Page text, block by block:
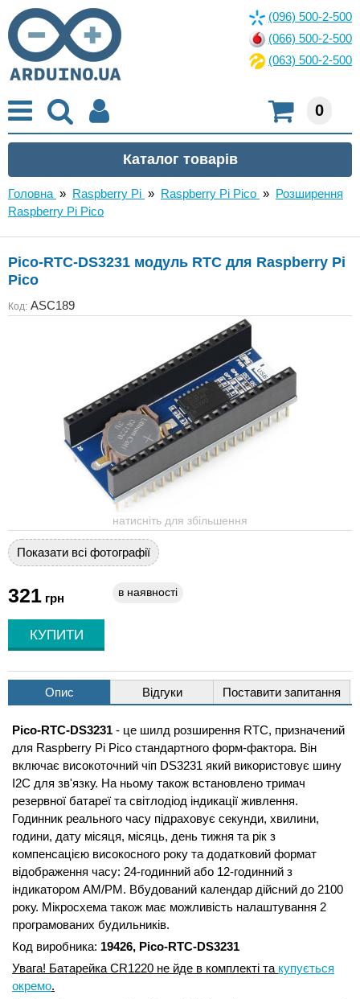
(096) 500-2-500
(066) 500-2-500
(063) 500-2-500
0
Головна » Raspberry Pi » Raspberry Pi Pico » Розширення
Raspberry Pi Pico
Pico-RTC-DS3231 модуль RTC для Raspberry Pi
Pico
Код: ASC189
натисніть для збільшення
Показати всі фотографії
321 грн в наявності
Опис Відгуки Поставити запитання
Pico-RTC-DS3231 - це шилд розширення RTC, призначений
для Raspberry Pi Pico стандартного форм-фактора. Він
включає високоточний чіп DS3231 який використовує шину
I2C для зв'язку. На ньому також встановлено тримач
резервної батареї та світлодіод індикації живлення.
Годинник реального часу підраховує секунди, хвилини,
години, дату місяця, місяць, день тижня та рік з
компенсацією високосного року та додатковий формат
відображення часу: 24-годинний або 12-годинний з
індикатором AM/PM. Вбудований календар дійсний до 2100
року. Мікросхема також має можливість налаштування 2
програмованих будильників.
Код виробника: 19426, Pico-RTC-DS3231
Увага! Батарейка CR1220 не йде в комплекті та купується
окремо.